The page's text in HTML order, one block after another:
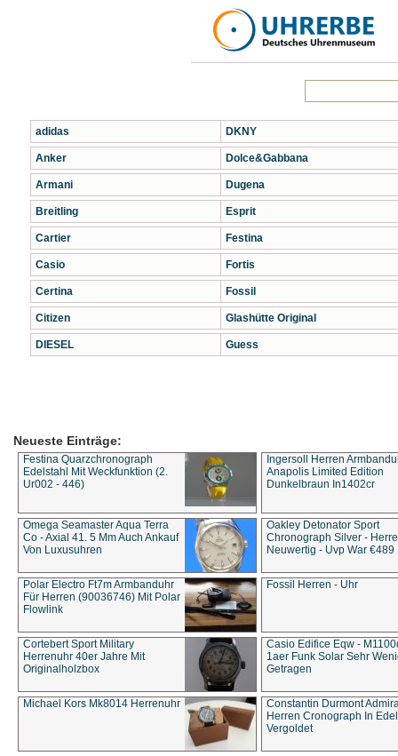
adidas
Anker
Armani
Breitling
Cartier
Casio
Certina
Citizen
DIESEL
DKNY
Dolce&Gabbana
Dugena
Esprit
Festina
Fortis
Fossil
Glashütte Original
Guess
Neueste Einträge:
Festina Quarzchronograph
Edelstahl Mit Weckfunktion (2.
Ur002 - 446)
Ingersoll Herren
Anapolis Limited Edition
Dunkelbraun In1402cr
Omega Seamaster Aqua Terra
Co - Axial 41. 5 Mm Auch Ankauf
Von Luxusuhren
Oakley Detonator Sport
Chronograph Silver -
Neuwertig - Uvp War €489
Polar Electro Ft7m Armbanduhr
Für Herren (90036746) Mit Polar
Flowlink
Fossil Herren - Uhr
Cortebert Sport Military
Herrenuhr 40er Jahre Mit
Originalholzbox
Casio Edifice Eqw -
1aer Funk Solar Sehr
Getragen
Michael Kors Mk8014 Herrenuhr
Constantin Durmont
Herren Cronograph In
Vergoldet